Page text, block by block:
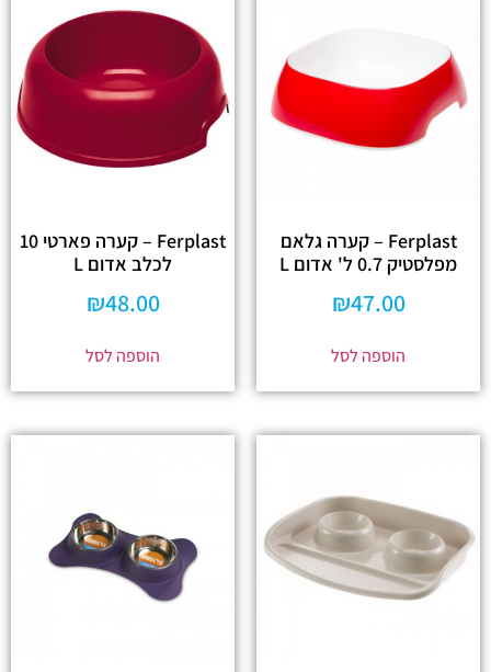
Ferplast – קערה גלאם
מפלסטיק 0.7 ל' אדום L
₪47.00
הוספה לסל
Ferplast – קערה פארטי 10
לכלב אדום L
₪48.00
הוספה לסל